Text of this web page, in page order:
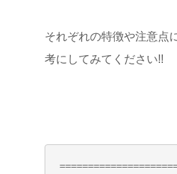
それぞれの特徴や注意点
考にしてみてください!!